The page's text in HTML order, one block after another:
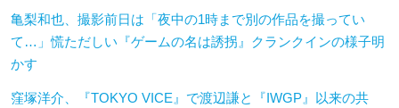
亀梨和也、撮影前日は「夜中の1時まで別の作品を撮ってい
て…」慌ただしい『ゲームの名は誘拐』クランクインの様子明
かす
窪塚洋介、『TOKYO VICE』で渡辺謙と『IWGP』以来の共